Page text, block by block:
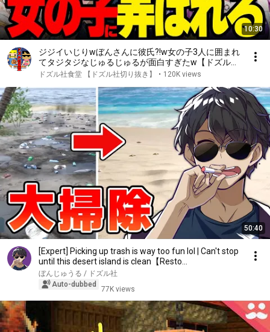
10:30
ジジイいじりwぼんさんに彼氏?!w女の子3人に囲まれ
てタジタジなじゅるじゅるが面白すぎたw【ドズル
社/切り抜き】【ぼんじゅうる/飛良ひかり/羽流鷲り
ドズル社食堂 【ドズル社切り抜き】 • 120K views
50:40
[Expert] Picking up trash is way too fun lol | Can't stop
until this desert island is clean【Resto...
ぼんじゅうる / ドズル社
Auto-dubbed
77K views